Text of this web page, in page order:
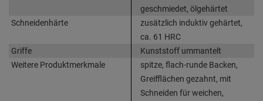
geschmiedet, ölgehärtet
Schneidenhärte
zusätzlich induktiv gehärtet,
ca. 61 HRC
Griffe
Kunststoff ummantelt
Weitere Produktmerkmale
spitze, flach-runde Backen,
Greifflächen gezahnt, mit
Schneiden für weichen,